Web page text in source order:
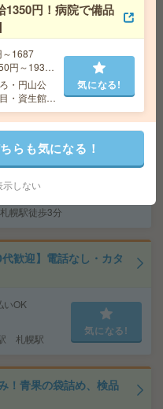
歩5分、西1
気になる!
グループ会社＊未経
円～ ■
南北線 さっ
幌駅徒歩3分
歓迎】電話なし・カタ
OK
札幌駅
気になる!
！青果の袋詰め、検品
1350円！病院で備品
～1687
円～1937
円～1812
・円山公
・資生館小
気になる!
らも気になる！
示しない